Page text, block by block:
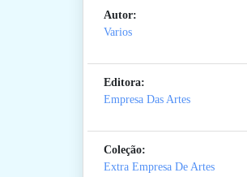
Autor:
Varios
Editora:
Empresa Das Artes
Coleção:
Extra Empresa De Artes